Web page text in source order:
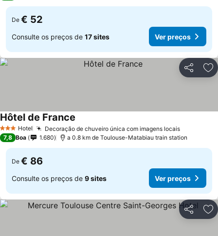
De € 52
Consulte os preços de 17 sites Ver preços
Partilhar
3 EstrelasHotel Decoração de chuveiro única com imagens locais
Hôtel de France
7,8 Boa 1.680 a 0.8 km de Toulouse-Matabiau train station
De € 86
Consulte os preços de 9 sites Ver preços
Partilhar